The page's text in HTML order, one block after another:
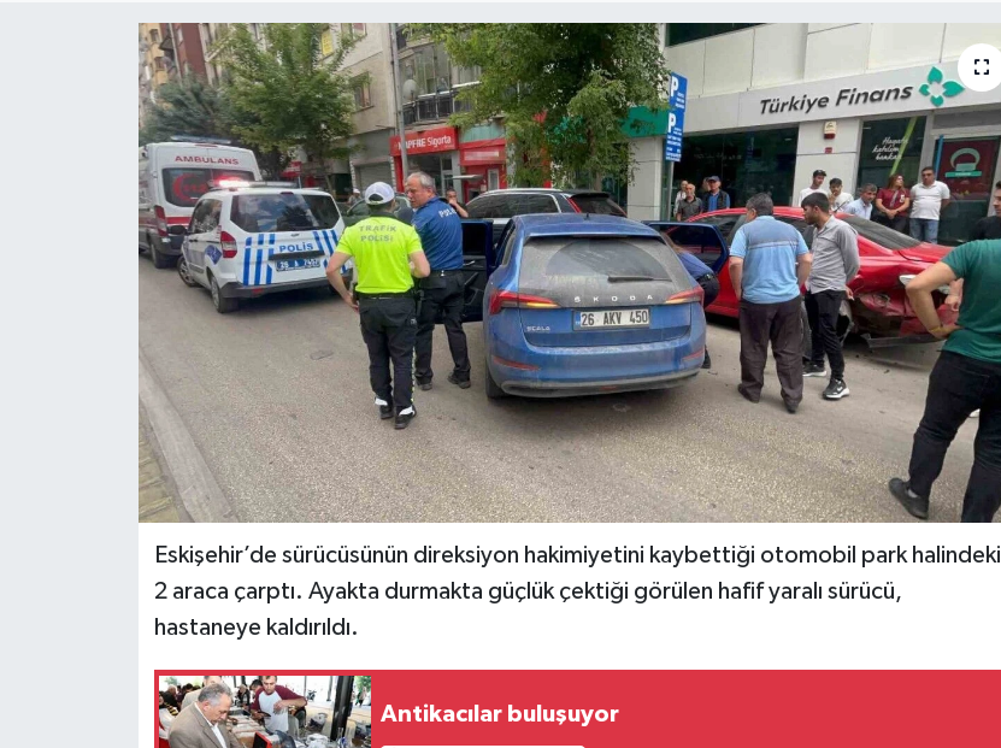
Eskişehir’de sürücüsünün direksiyon hakimiyetini kaybettiği otomobil park halindeki
2 araca çarptı. Ayakta durmakta güçlük çektiği görülen hafif yaralı sürücü,
hastaneye kaldırıldı.
Antikacılar buluşuyor